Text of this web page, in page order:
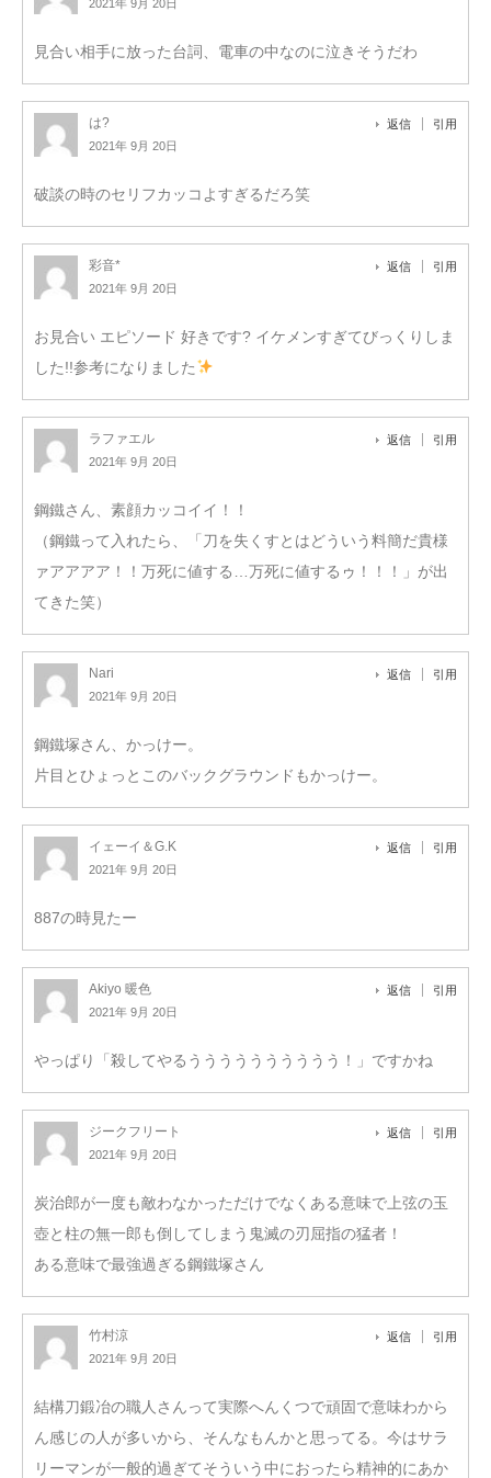
2021年 9月 20日
見合い相手に放った台詞、電車の中なのに泣きそうだわ
は?
2021年 9月 20日
返信 引用
破談の時のセリフカッコよすぎるだろ笑
彩音*
2021年 9月 20日
返信 引用
お見合い エピソード 好きです? イケメンすぎてびっくりしま
した!!参考になりました
ラファエル
2021年 9月 20日
返信 引用
鋼鐵さん、素顔カッコイイ！！
（鋼鐵って入れたら、「刀を失くすとはどういう料簡だ貴様
ァアアアア！！万死に値する…万死に値するゥ！！！」が出
てきた笑）
Nari
2021年 9月 20日
返信 引用
鋼鐵塚さん、かっけー。
片目とひょっとこのバックグラウンドもかっけー。
イェーイ＆G.K
2021年 9月 20日
返信 引用
887の時見たー
Akiyo 暖色
2021年 9月 20日
返信 引用
やっぱり「殺してやるうううううううううう！」ですかね
ジークフリート
2021年 9月 20日
返信 引用
炭治郎が一度も敵わなかっただけでなくある意味で上弦の玉
壺と柱の無一郎も倒してしまう鬼滅の刃屈指の猛者！
ある意味で最強過ぎる鋼鐵塚さん
竹村涼
2021年 9月 20日
返信 引用
結構刀鍛冶の職人さんって実際へんくつで頑固で意味わから
ん感じの人が多いから、そんなもんかと思ってる。今はサラ
リーマンが一般的過ぎてそういう中におったら精神的にあか